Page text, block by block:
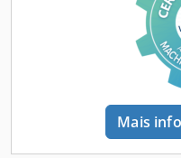
Mais